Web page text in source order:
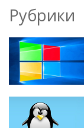
Рубрики